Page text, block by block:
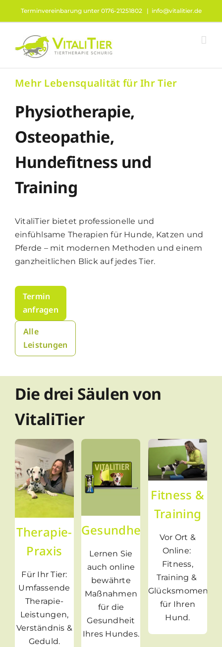
Terminvereinbarung unter 0176-21251802 | info@vitalitier.de
Mehr Lebensqualität für Ihr Tier
Physiotherapie,
Osteopathie,
Hundefitness und
Training
VitaliTier bietet professionelle und
einfühlsame Therapien für Hunde, Katzen und
Pferde – mit modernen Methoden und einem
ganzheitlichen Blick auf jedes Tier.
Termin
anfragen
Alle
Leistungen
Die drei Säulen von
VitaliTier
Therapie-
Praxis
Für Ihr Tier:
Umfassende
Therapie-
Leistungen,
Verständnis &
Geduld.
Gesundheitskurse
Lernen Sie
auch online
bewährte
Maßnahmen
für die
Gesundheit
Ihres Hundes.
Fitness &
Training
Vor Ort &
Online:
Fitness,
Training &
Glücksmomente
für Ihren
Hund.